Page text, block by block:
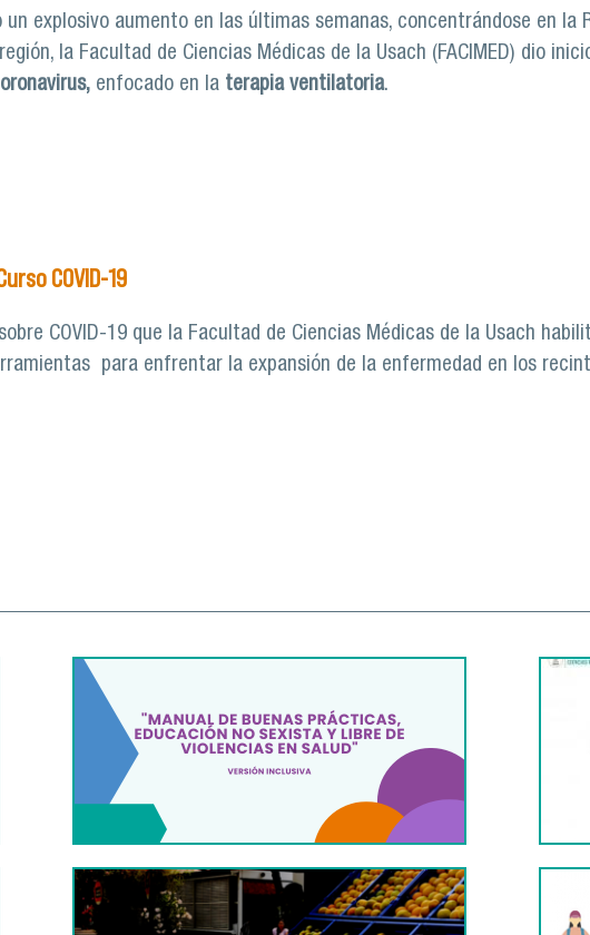
explosivo aumento en las últimas semanas, concentrándose en
la Facultad de Ciencias Médicas de la Usach (FACIMED) dio
enfocado en la terapia ventilatoria.
de terapia ventilatoria para pacientes críticos con COVID-19
COVID-19
COVID-19 que la Facultad de Ciencias Médicas de la Usach
para enfrentar la expansión de la enfermedad en los
en el Curso COVID-19